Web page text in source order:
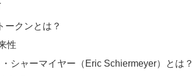
ークンとは？
性
シャーマイヤー（Eric Schiermeyer）とは？